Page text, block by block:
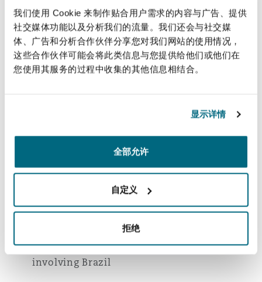
我们使用 Cookie 来制作贴合用户需求的内容与广告、提供
社交媒体功能以及分析我们的流量。我们还会与社交媒
体、广告和分析合作伙伴分享您对我们网站的使用情况，
这些合作伙伴可能会将此类信息与您提供给他们或他们在
您使用其服务的过程中收集的其他信息相结合。
显示详情
全部允许
自定义
拒绝
Satellite & Space
Political Risk & Trade Credit
Reinsurance
Specialty
兰巴托 – 联营办公室
约
伦多
物浦
兰
particularly provides consultative advice on
international contracts and also has
considerable experience in the area of dispute
resolution.
closely with Brazilian and other Latin lawyers
on a range of subjects.
相关经验
Regularly works for several Latin America
Advising on very large Floating LNG project
involving Brazil